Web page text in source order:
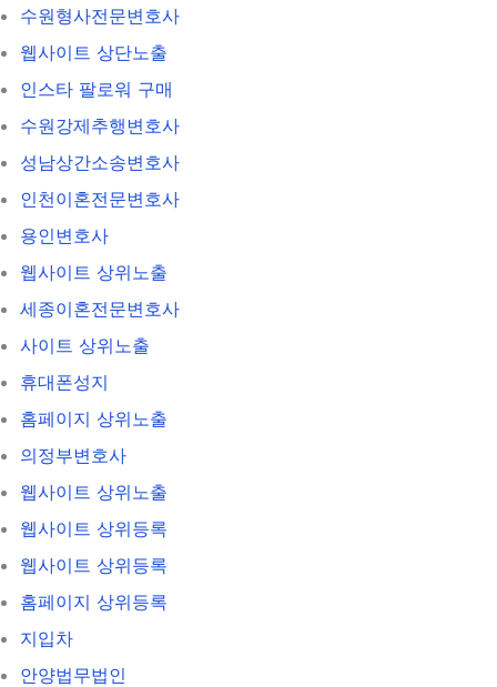
수원형사전문변호사
웹사이트 상단노출
인스타 팔로워 구매
수원강제추행변호사
성남상간소송변호사
인천이혼전문변호사
용인변호사
웹사이트 상위노출
세종이혼전문변호사
사이트 상위노출
휴대폰성지
홈페이지 상위노출
의정부변호사
웹사이트 상위노출
웹사이트 상위등록
웹사이트 상위등록
홈페이지 상위등록
지입차
안양법무법인